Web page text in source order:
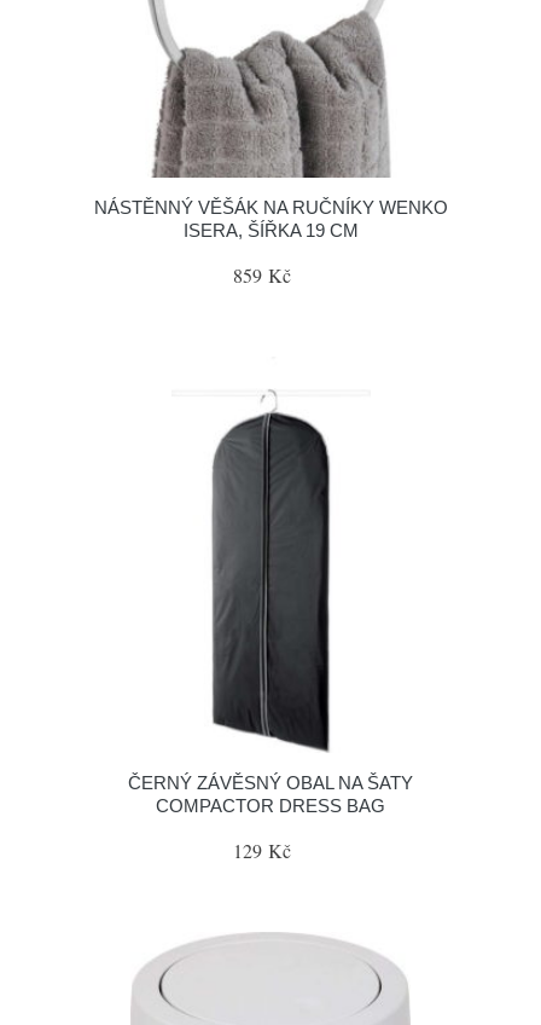
NÁSTĚNNÝ VĚŠÁK NA RUČNÍKY WENKO
ISERA, ŠÍŘKA 19 CM
859 Kč
ČERNÝ ZÁVĚSNÝ OBAL NA ŠATY
COMPACTOR DRESS BAG
129 Kč